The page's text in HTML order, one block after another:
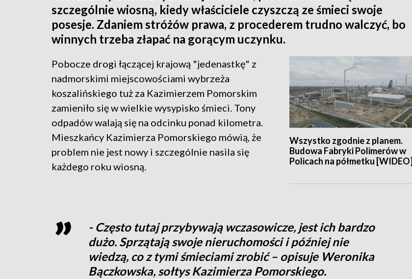
szczególnie wiosną, kiedy właściciele czyszczą ze śmieci swoje
posesje. Zdaniem stróżów prawa, z procederem trudno walczyć, bo
winnych trzeba złapać na gorącym uczynku.
Wszystko zgodnie z planem.
Budowa Fabryki Polimerów w
Policach na półmetku [WIDEO]
Pobocze drogi łączącej krajową "jedenastkę" z
nadmorskimi miejscowościami wybrzeża
koszalińskiego tuż za Kazimierzem Pomorskim
zamieniło się w wielkie wysypisko śmieci. Tony
odpadów walają się na odcinku ponad kilometra.
Mieszkańcy Kazimierza Pomorskiego mówią, że
problem nie jest nowy i szczególnie nasila się
każdego roku wiosną.
- Często tutaj przybywają wczasowicze, jest ich bardzo
dużo. Sprzątają swoje nieruchomości i później nie
wiedzą, co z tymi śmieciami zrobić – opisuje Weronika
Bączkowska, sołtys Kazimierza Pomorskiego.